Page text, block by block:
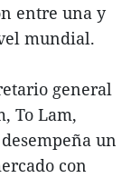
entre una y
mundial.
general
To Lam,
un
con